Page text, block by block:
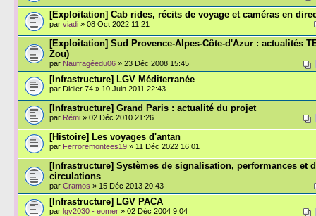
[Exploitation] Cab rides, récits de voyage et caméras en
par viadi » 08 Oct 2022 11:21
[Exploitation] Sud Provence-Alpes-Côte-d'Azur : actualités
Zou)
par Naufragéedu06 » 23 Déc 2008 15:45
[Infrastructure] LGV Méditerranée
par Didier 74 » 10 Juin 2011 22:43
[Infrastructure] Grand Paris : actualité du projet
par Rémi » 02 Déc 2010 21:26
[Histoire] Les voyages d'antan
par Ferroremontees19 » 11 Déc 2022 16:01
[Infrastructure] Systèmes de signalisation, performances et
circulations
par Cramos » 15 Déc 2013 20:43
[Infrastructure] LGV PACA
par lgv2030 - eomer » 02 Déc 2004 9:04